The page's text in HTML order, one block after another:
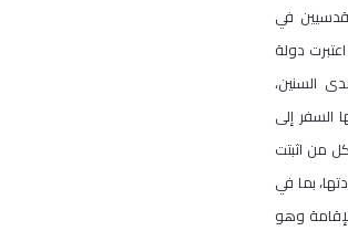
في
المبررات وجاء فيها:"منذ احتلال شرقي القدس في عام 1967، اعتبرت دولة
السنين،
السفر إلى
من اثبتت
بما في
وهو